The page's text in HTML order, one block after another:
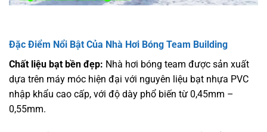
Đặc Điểm Nổi Bật Của Nhà Hơi Bóng Team Building
Chất liệu bạt bền đẹp: Nhà hơi bóng team được sản xuất
dựa trên máy móc hiện đại với nguyên liệu bạt nhựa PVC
nhập khẩu cao cấp, với độ dày phổ biến từ 0,45mm –
0,55mm.